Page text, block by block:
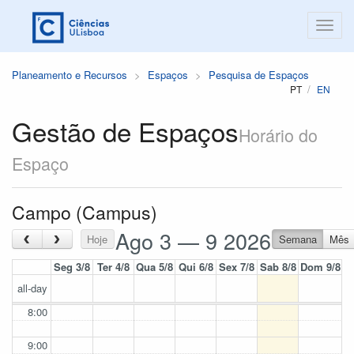
Planeamento e Recursos Espaços Pesquisa de Espaços
PT EN
Gestão de EspaçosHorário do
Espaço
Campo (Campus)
‹ › Hoje Ago 3 — 9 2026 Semana
Mês
Seg 3/8 Ter 4/8 Qua 5/8 Qui 6/8 Sex 7/8 Sab 8/8 Dom 9/8
all-day
8:00
9:00